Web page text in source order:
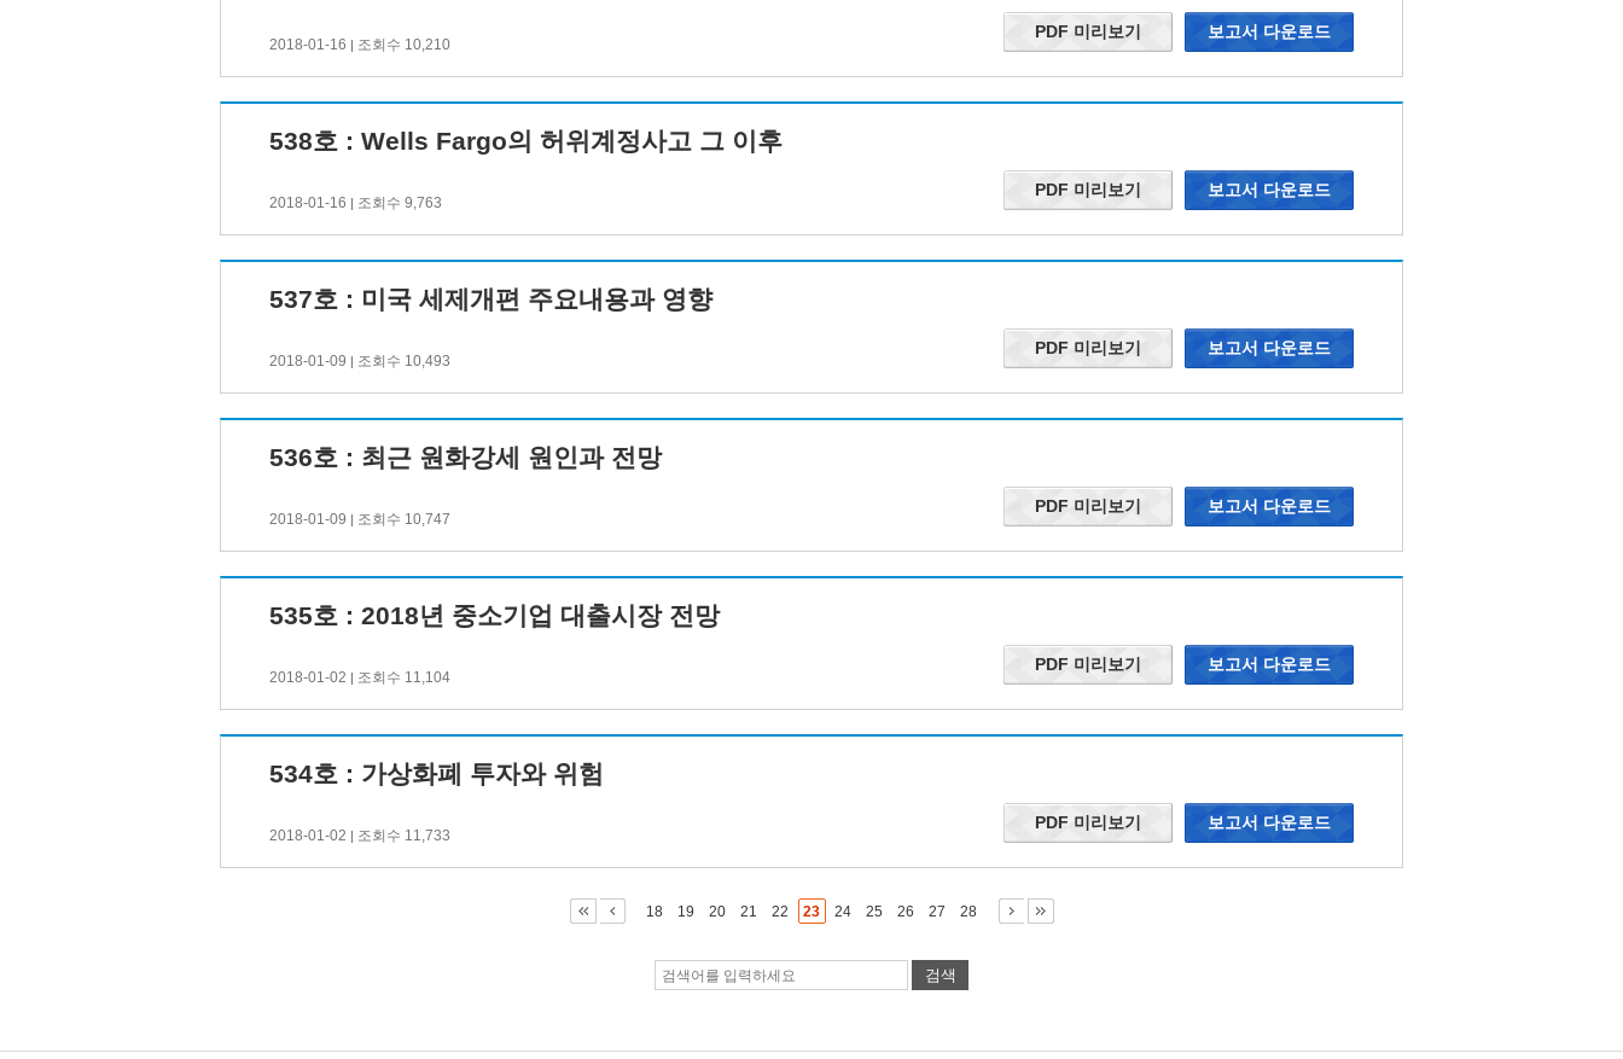
2018-01-16 | 조회수 10,210
PDF 미리보기 보고서 다운로드
538호 : Wells Fargo의 허위계정사고 그 이후
2018-01-16 | 조회수 9,763
PDF 미리보기 보고서 다운로드
537호 : 미국 세제개편 주요내용과 영향
2018-01-09 | 조회수 10,493
PDF 미리보기 보고서 다운로드
536호 : 최근 원화강세 원인과 전망
2018-01-09 | 조회수 10,747
PDF 미리보기 보고서 다운로드
535호 : 2018년 중소기업 대출시장 전망
2018-01-02 | 조회수 11,104
PDF 미리보기 보고서 다운로드
534호 : 가상화폐 투자와 위험
2018-01-02 | 조회수 11,733
PDF 미리보기 보고서 다운로드
18 19 20 21 22 23 24 25 26 27 28